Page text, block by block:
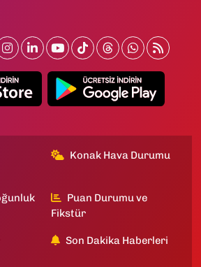
Konak Hava Durumu
Puan Durumu ve
Fikstür
Son Dakika Haberleri